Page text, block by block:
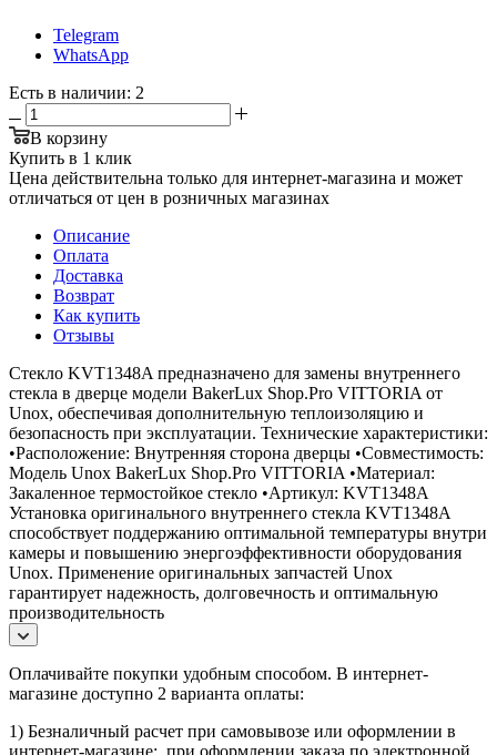
Telegram
WhatsApp
Есть в наличии: 2
В корзину
Купить в 1 клик
Цена действительна только для интернет-магазина и может
отличаться от цен в розничных магазинах
Описание
Оплата
Доставка
Возврат
Как купить
Отзывы
Стекло KVT1348A предназначено для замены внутреннего
стекла в дверце модели BakerLux Shop.Pro VITTORIA от
Unox, обеспечивая дополнительную теплоизоляцию и
безопасность при эксплуатации. Технические характеристики:
•Расположение: Внутренняя сторона дверцы •Совместимость:
Модель Unox BakerLux Shop.Pro VITTORIA •Материал:
Закаленное термостойкое стекло •Артикул: KVT1348A
Установка оригинального внутреннего стекла KVT1348A
способствует поддержанию оптимальной температуры внутри
камеры и повышению энергоэффективности оборудования
Unox. Применение оригинальных запчастей Unox
гарантирует надежность, долговечность и оптимальную
производительность
Оплачивайте покупки удобным способом. В интернет-
магазине доступно 2 варианта оплаты:
1) Безналичный расчет при самовывозе или оформлении в
интернет-магазине: при оформлении заказа по электронной